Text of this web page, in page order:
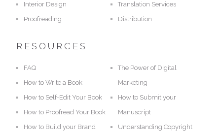
Interior Design
Proofreading
Translation Services
Distribution
RESOURCES
FAQ
How to Write a Book
How to Self-Edit Your Book
How to Proofread Your Book
How to Build your Brand
The Power of Digital
Marketing
How to Submit your
Manuscript
Understanding Copyright